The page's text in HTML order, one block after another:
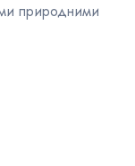
природними